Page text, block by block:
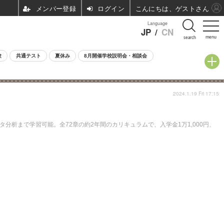
menu
Language
JP / CN search
共通テスト 夏休み 8月開催学校説明会・相談会
析まで学習可能。全72章の約2年間のカリキュラムで、入学金1万1,000円、
2024.1.19 Fri 17:15
ログイン こんにちは、ゲストさん